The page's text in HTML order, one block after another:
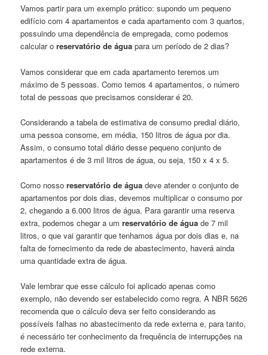
Vamos partir para um exemplo prático: supondo um pequeno
edifício com 4 apartamentos e cada apartamento com 3 quartos,
possuindo uma dependência de empregada, como podemos
calcular oreservatório de água para um período de 2 dias?
Vamos considerar que em cada apartamento teremos um
máximo de 5 pessoas. Como temos 4 apartamentos, o número
total de pessoas que precisamos considerar é 20.
Considerando a tabela de estimativa de consumo predial diário,
uma pessoa consome, em média, 150 litros de água por dia.
Assim, o consumo total diário desse pequeno conjunto de
apartamentos é de 3 mil litros de água, ou seja, 150 x 4 x 5.
Como nossoreservatório de água deve atender o conjunto de
apartamentos por dois dias, devemos multiplicar o consumo por
2, chegando a 6.000 litros de água. Para garantir uma reserva
extra, podemos chegar a umreservatório de água de 7 mil
litros, o que vai garantir que tenhamos água por dois dias e, na
falta de fornecimento da rede de abastecimento, haverá ainda
uma quantidade extra de água.
Vale lembrar que esse cálculo foi aplicado apenas como
exemplo, não devendo ser estabelecido como regra. A NBR 5626
recomenda que o cálculo deva ser feito considerando as
possíveis falhas no abastecimento da rede externa e, para tanto,
é necessário ter conhecimento da frequência de interrupções na
rede externa.